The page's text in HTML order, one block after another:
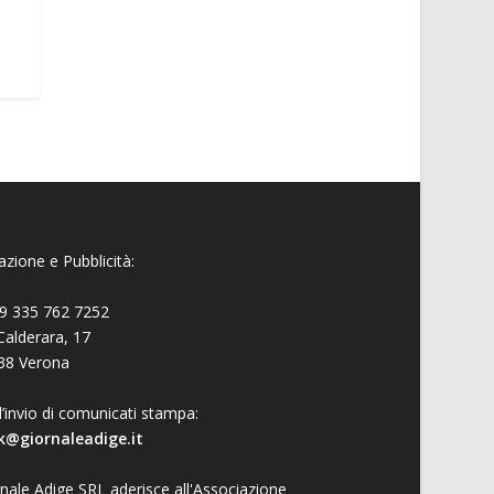
e Pubblicità:
335 762 7252
17
Verona
di comunicati stampa:
Adige SRL aderisce all'Associazione